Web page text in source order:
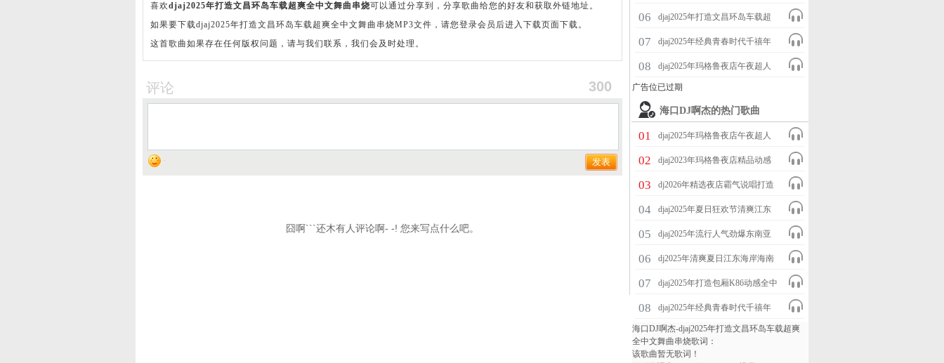
上传分享。
喜欢djaj2025年打造文昌环岛车载超爽全中文舞曲串烧可以通过分享到，分享歌曲给您的好友和获取外链地址。
如果要下载djaj2025年打造文昌环岛车载超爽全中文舞曲串烧MP3文件，请您登录会员后进入下载页面下载。
这首歌曲如果存在任何版权问题，请与我们联系，我们会及时处理。
06
djaj2025年打造文昌环岛车载超
07
djaj2025年经典青春时代千禧年
08
djaj2025年玛格鲁夜店午夜超人
气异国迷幻电音风情House专辑
广告位已过期
海口DJ啊杰的热门歌曲
01
djaj2025年玛格鲁夜店午夜超人
02
djaj2023年玛格鲁夜店精品动感
03
dj2026年精选夜店霸气说唱打造
04
djaj2025年夏日狂欢节清爽江东
05
djaj2025年流行人气劲爆东南亚
06
dj2025年清爽夏日江东海岸海南
07
djaj2025年打造包厢K86动感全中
08
djaj2025年经典青春时代千禧年
流行迪厅热舞劲爆全外文DISCO
舞曲专辑